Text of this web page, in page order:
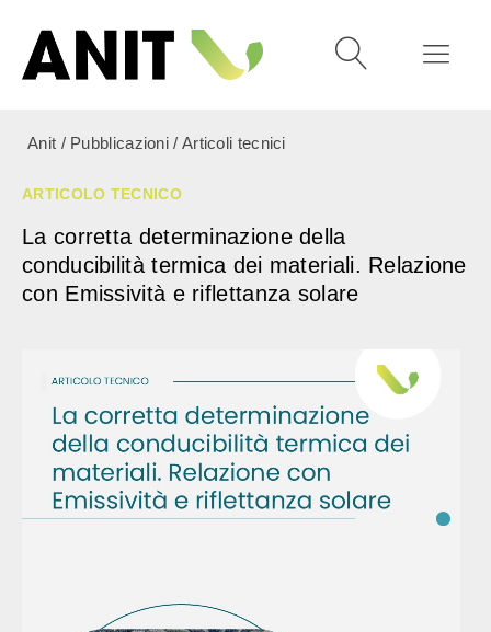
Anit / Pubblicazioni / Articoli tecnici
ARTICOLO TECNICO
La corretta determinazione della
conducibilità termica dei materiali. Relazione
con Emissività e riflettanza solare